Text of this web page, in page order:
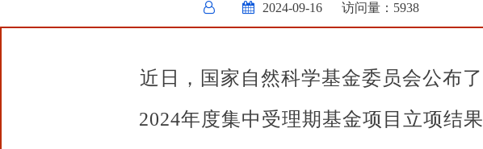
2024-09-16 访问量： 5938
近日，国家自然科学基金委员会公布了
2024年度集中受理期基金项目立项结果